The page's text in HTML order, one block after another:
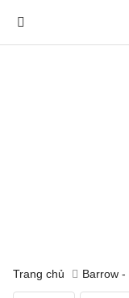
Trang chủ Barrow